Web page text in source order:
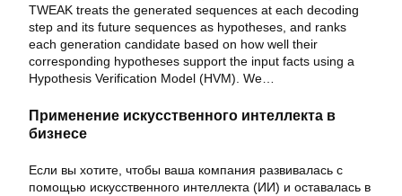
TWEAK treats the generated sequences at each decoding
step and its future sequences as hypotheses, and ranks
each generation candidate based on how well their
corresponding hypotheses support the input facts using a
Hypothesis Verification Model (HVM). We…
Применение искусственного интеллекта в
бизнесе
Если вы хотите, чтобы ваша компания развивалась с
помощью искусственного интеллекта (ИИ) и оставалась в